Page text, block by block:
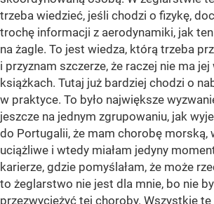
trzeba wiedzieć, jeśli chodzi o fizykę,
trochę informacji z aerodynamiki, jak
na żagle. To jest wiedza, którą trzeba
i przyznam szczerze, że raczej nie ma jej
książkach. Tutaj już bardziej chodzi o
w praktyce. To było największe
jeszcze na jednym zgrupowaniu, jak
do Portugalii, że mam chorobę morską,
uciążliwe i wtedy miałam jedyny
karierze, gdzie pomyślałam, że może
to żeglarstwo nie jest dla mnie, bo nie
przezwyciężyć tej choroby. Wszystkie te